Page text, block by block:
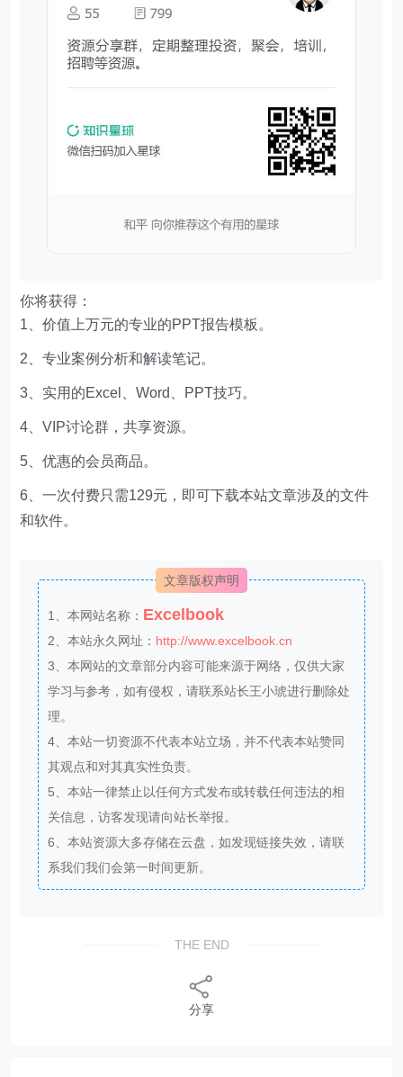
你将获得：
1、价值上万元的专业的PPT报告模板。
2、专业案例分析和解读笔记。
3、实用的Excel、Word、PPT技巧。
4、VIP讨论群，共享资源。
5、优惠的会员商品。
6、一次付费只需129元，即可下载本站文章涉及的文件
和软件。
文章版权声明
1、本网站名称： Excelbook
2、本站永久网址： http://www.excelbook.cn
3、本网站的文章部分内容可能来源于网络，仅供大家
学习与参考，如有侵权，请联系站长王小琥进行删除处
理。
4、本站一切资源不代表本站立场，并不代表本站赞同
其观点和对其真实性负责。
5、本站一律禁止以任何方式发布或转载任何违法的相
关信息，访客发现请向站长举报。
6、本站资源大多存储在云盘，如发现链接失效，请联
系我们我们会第一时间更新。
THE END
分享